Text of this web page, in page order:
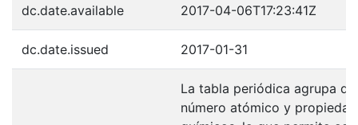
dc.date.available 2017-04-06T17:23:41Z
dc.date.issued 2017-01-31
La tabla periódica agrupa
número atómico y